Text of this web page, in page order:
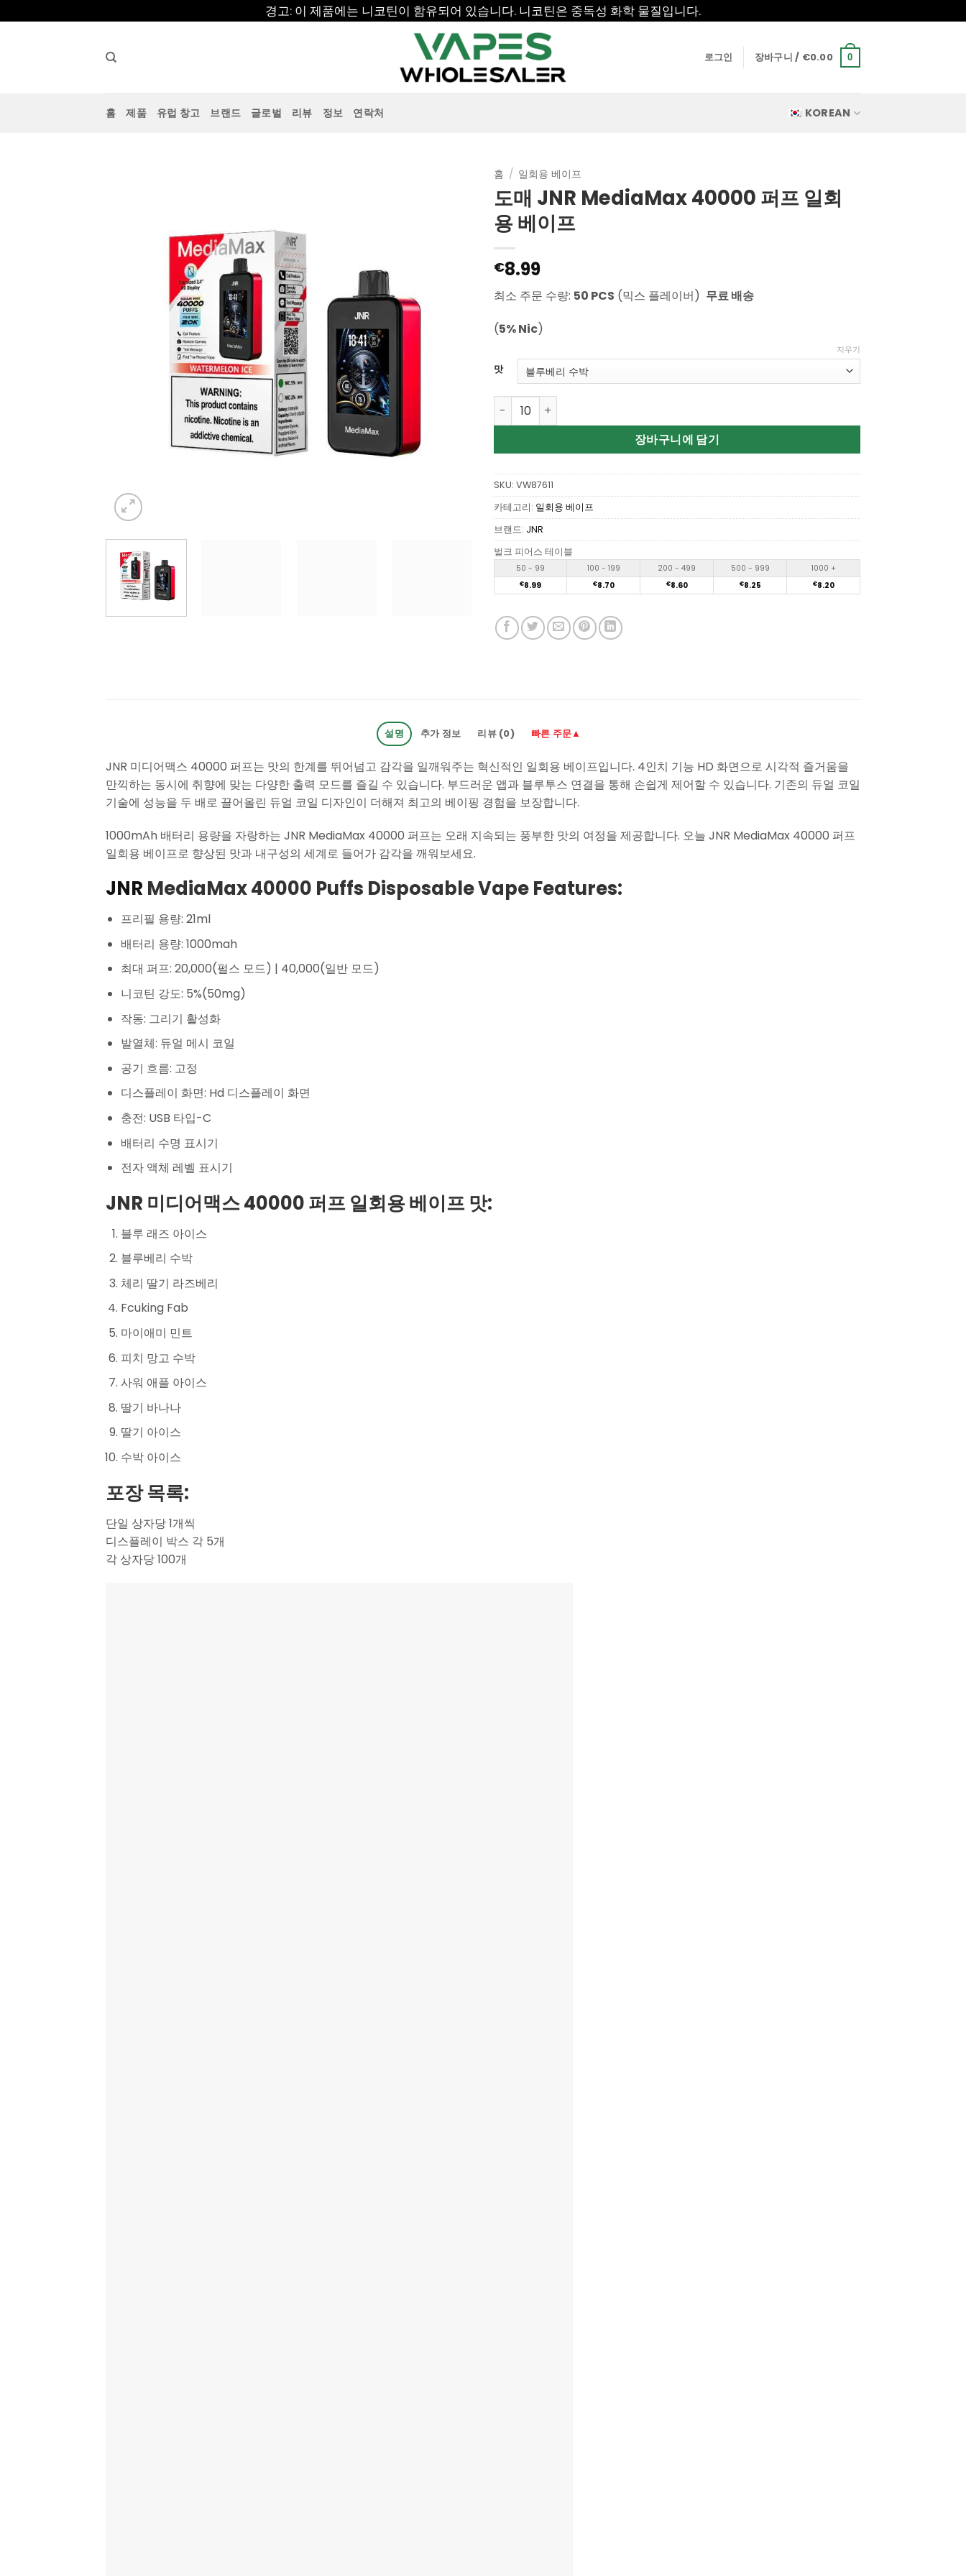
텐
경고: 이 제품에는 니코틴이 함유되어 있습니다. 니코틴은 중독성 화학 물질입니다.
로그인 장바구니 / €0.00 0
홈 제품 유럽 창고 브랜드 글로벌 리뷰 정보 연락처 KOREAN
홈 / 일회용 베이프
도매 JNR MediaMax 40000 퍼프 일회
용 베이프
€8.99
최소 주문 수량: 50 PCS (믹스 플레이버) 무료 배송
(5% Nic)
맛
지우기
Wholesale JNR MediaMax 40000 Puffs Disposable Vape 수량
장바구니에 담기
SKU: VW87611
카테고리: 일회용 베이프
브랜드: JNR
벌크 피어스 테이블
50 - 99 100 - 199 200 - 499 500 - 999 1000 +
€8.99 €8.70 €8.60 €8.25 €8.20
설명 추가 정보 리뷰 (0) 빠른 주문▲
JNR 미디어맥스 40000 퍼프는 맛의 한계를 뛰어넘고 감각을 일깨워주는 혁신적인 일회용 베이프입니다. 4인치 기능 HD 화면으로 시각적 즐거움을
만끽하는 동시에 취향에 맞는 다양한 출력 모드를 즐길 수 있습니다. 부드러운 앱과 블루투스 연결을 통해 손쉽게 제어할 수 있습니다. 기존의 듀얼 코일
기술에 성능을 두 배로 끌어올린 듀얼 코일 디자인이 더해져 최고의 베이핑 경험을 보장합니다.
1000mAh 배터리 용량을 자랑하는 JNR MediaMax 40000 퍼프는 오래 지속되는 풍부한 맛의 여정을 제공합니다. 오늘 JNR MediaMax 40000 퍼프
일회용 베이프로 향상된 맛과 내구성의 세계로 들어가 감각을 깨워보세요.
JNR MediaMax 40000 Puffs Disposable Vape Features:
프리필 용량: 21ml
배터리 용량: 1000mah
최대 퍼프: 20,000(펄스 모드) | 40,000(일반 모드)
니코틴 강도: 5%(50mg)
작동: 그리기 활성화
발열체: 듀얼 메시 코일
공기 흐름: 고정
디스플레이 화면: Hd 디스플레이 화면
충전: USB 타입-C
배터리 수명 표시기
전자 액체 레벨 표시기
JNR 미디어맥스 40000 퍼프 일회용 베이프 맛:
블루 래즈 아이스
블루베리 수박
체리 딸기 라즈베리
Fcuking Fab
마이애미 민트
피치 망고 수박
사워 애플 아이스
딸기 바나나
딸기 아이스
수박 아이스
포장 목록:
단일 상자당 1개씩
디스플레이 박스 각 5개
각 상자당 100개